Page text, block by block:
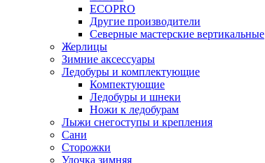
ECOPRO
Другие производители
Северные мастерские вертикальные
Жерлицы
Зимние аксессуары
Ледобуры и комплектующие
Компектующие
Ледобуры и шнеки
Ножи к ледобурам
Лыжи снегоступы и крепления
Сани
Сторожки
Удочка зимняя